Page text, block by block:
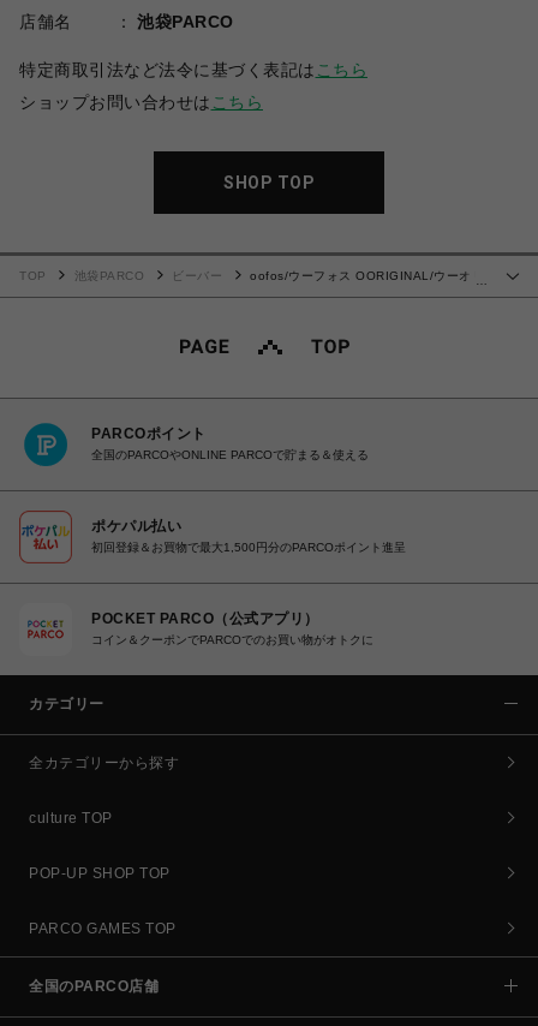
店舗名
池袋PARCO
特定商取引法など法令に基づく表記は こちら
ショップお問い合わせは こちら
SHOP TOP
TOP 池袋PARCO ビーバー
oofos/ウーフォス OORIGINAL/ウーオリ
PARCOポイント
全国のPARCOやONLINE PARCOで貯まる＆使える
ポケパル払い
初回登録＆お買物で最大1,500円分のPARCOポイント進呈
POCKET PARCO（公式アプリ）
コイン＆クーポンでPARCOでのお買い物がオトクに
カテゴリー
全カテゴリーから探す
culture TOP
POP-UP SHOP TOP
PARCO GAMES TOP
全国のPARCO店舗